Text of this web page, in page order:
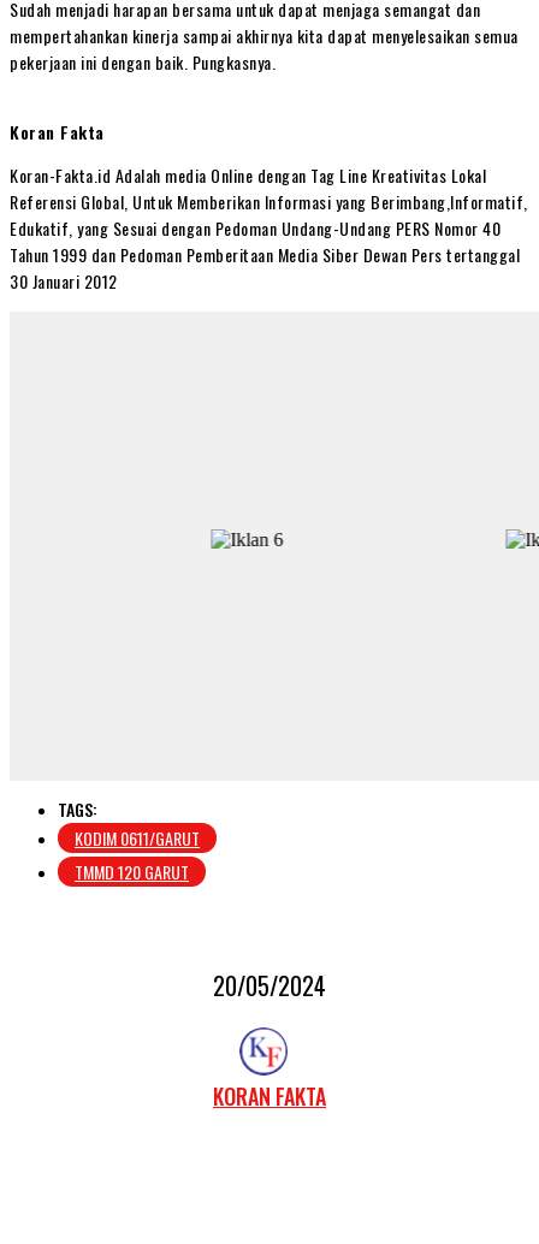
Sudah menjadi harapan bersama untuk dapat menjaga semangat dan
mempertahankan kinerja sampai akhirnya kita dapat menyelesaikan semua
pekerjaan ini dengan baik. Pungkasnya.
Koran Fakta
Koran-Fakta.id Adalah media Online dengan Tag Line Kreativitas Lokal
Referensi Global, Untuk Memberikan Informasi yang Berimbang,Informatif,
Edukatif, yang Sesuai dengan Pedoman Undang-Undang PERS Nomor 40
Tahun 1999 dan Pedoman Pemberitaan Media Siber Dewan Pers tertanggal
30 Januari 2012
TAGS:
KODIM 0611/GARUT
TMMD 120 GARUT
20/05/2024
KORAN FAKTA